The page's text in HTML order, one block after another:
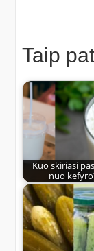
Taip
Kuo skiriasi
nuo